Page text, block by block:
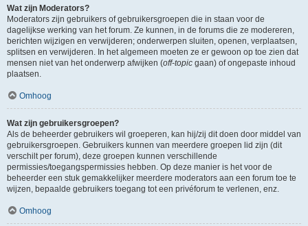
Wat zijn Moderators?
Moderators zijn gebruikers of gebruikersgroepen die in staan voor de
dagelijkse werking van het forum. Ze kunnen, in de forums die ze modereren,
berichten wijzigen en verwijderen; onderwerpen sluiten, openen, verplaatsen,
splitsen en verwijderen. In het algemeen moeten ze er gewoon op toe zien dat
mensen niet van het onderwerp afwijken (off-topic gaan) of ongepaste inhoud
plaatsen.
Omhoog
Wat zijn gebruikersgroepen?
Als de beheerder gebruikers wil groeperen, kan hij/zij dit doen door middel van
gebruikersgroepen. Gebruikers kunnen van meerdere groepen lid zijn (dit
verschilt per forum), deze groepen kunnen verschillende
permissies/toegangspermissies hebben. Op deze manier is het voor de
beheerder een stuk gemakkelijker meerdere moderators aan een forum toe te
wijzen, bepaalde gebruikers toegang tot een privéforum te verlenen, enz.
Omhoog